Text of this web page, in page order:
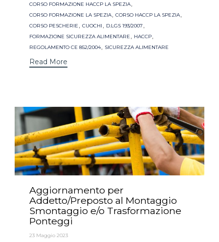
CORSO FORMAZIONE HACCP LA SPEZIA,
CORSO FORMAZIONE LA SPEZIA, CORSO HACCP LA SPEZIA,
CORSO PESCHERIE , CUOCHI , D.LGS 193/2007 ,
FORMAZIONE SICUREZZA ALIMENTARE , HACCP,
REGOLAMENTO CE 852/2004, SICUREZZA ALIMENTARE
Read More
Aggiornamento per
Addetto/Preposto al Montaggio
Smontaggio e/o Trasformazione
Ponteggi
23 Maggio 2023